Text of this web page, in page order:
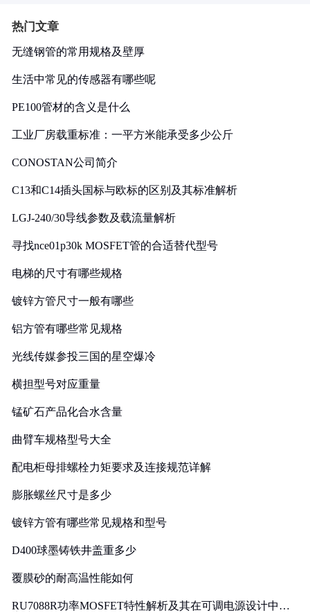
热门文章
无缝钢管的常用规格及壁厚
生活中常见的传感器有哪些呢
PE100管材的含义是什么
工业厂房载重标准：一平方米能承受多少公斤
CONOSTAN公司简介
C13和C14插头国标与欧标的区别及其标准解析
LGJ-240/30导线参数及载流量解析
寻找nce01p30k MOSFET管的合适替代型号
电梯的尺寸有哪些规格
镀锌方管尺寸一般有哪些
铝方管有哪些常见规格
光线传媒参投三国的星空爆冷
横担型号对应重量
锰矿石产品化合水含量
曲臂车规格型号大全
配电柜母排螺栓力矩要求及连接规范详解
膨胀螺丝尺寸是多少
镀锌方管有哪些常见规格和型号
D400球墨铸铁井盖重多少
覆膜砂的耐高温性能如何
RU7088R功率MOSFET特性解析及其在可调电源设计中的